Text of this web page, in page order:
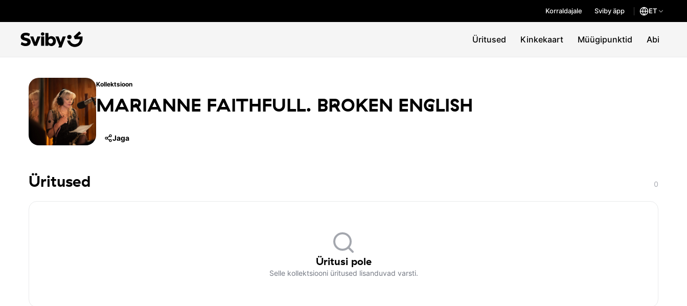
Korraldajale Sviby äpp ET
Üritused Kinkekaart Müügipunktid Abi
Kollektsioon
MARIANNE FAITHFULL. BROKEN ENGLISH
Jaga
Üritused 0
Üritusi pole
Selle kollektsiooni üritused lisanduvad varsti.